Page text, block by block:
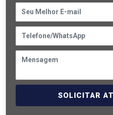
SOLICITAR